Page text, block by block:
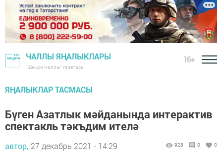
ЧАЛЛЫ ЯҢАЛЫКЛАРЫ
"Шәһри Чаллы" газетасы
16+
ЯҢАЛЫКЛАР ТАСМАСЫ
Бүген Азатлык мәйданында интерактив
спектакль тәкъдим ителә
автор, 27 декабрь 2021 - 14:29 928 0 0